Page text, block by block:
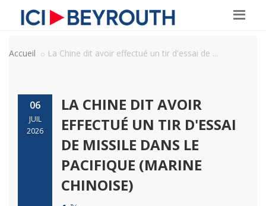
Accueil La Chine dit avoir effectué un tir d'essai de ...
06
JUIL
2026
LA CHINE DIT AVOIR
EFFECTUÉ UN TIR D'ESSAI
DE MISSILE DANS LE
PACIFIQUE (MARINE
CHINOISE)